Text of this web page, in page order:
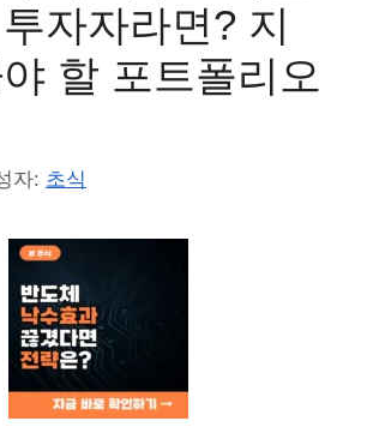
자자라면? 지
할 포트폴리오
자: 초식